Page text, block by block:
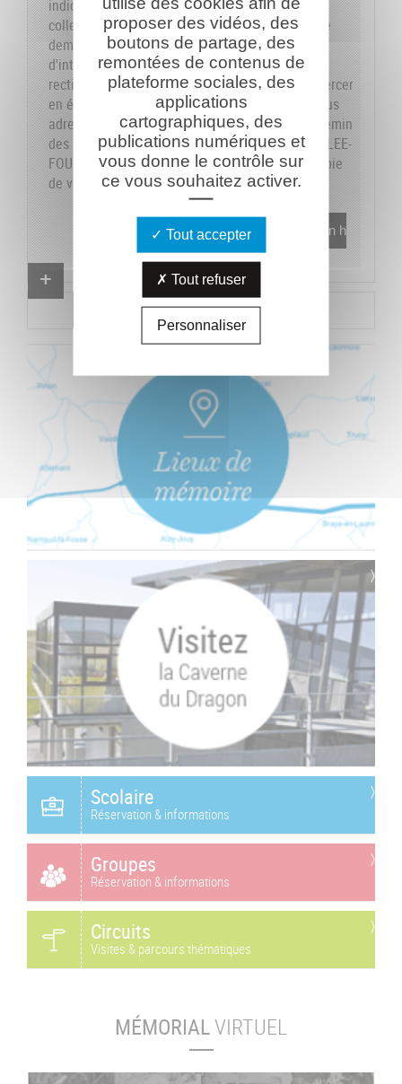
indiquons sur le formulaire les données dont la
collecte est obligatoire pour pouvoir traiter votre
demande. Vous disposez de vos droits
d'interrogation, accès, modification, opposition,
rectification et suppression que vous pouvez exercer
en écrivant au responsable du traitement, en vous
adressant à la Caverne du Dragon-Musée du Chemin
des Dames - RD 18 CD - 02160 OULCHES-LA-VALLEE-
FOULON et en joignant à votre demande une copie
de votre pièce d'identité.En savoir plus
Proposer un combattant
Proposer un document
Scolaire
Réservation & informations
Groupes
Réservation & informations
Circuits
Visites & parcours thématiques
MÉMORIALVIRTUEL
proposer des vidéos, des
boutons de partage, des
remontées de contenus de
plateforme sociales, des
applications
cartographiques, des
publications numériques et
vous donne le contrôle sur
ce vous souhaitez activer.
Tout accepter
Tout refuser
Personnaliser